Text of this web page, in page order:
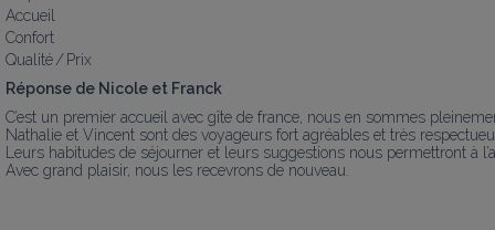
Accueil
Confort
Qualité / Prix
Réponse de Nicole et Franck
C’est un premier accueil avec gîte de france, nous en sommes
Nathalie et Vincent sont des voyageurs fort agréables et très
Leurs habitudes de séjourner et leurs suggestions nous permettront à
Avec grand plaisir, nous les recevrons de nouveau.